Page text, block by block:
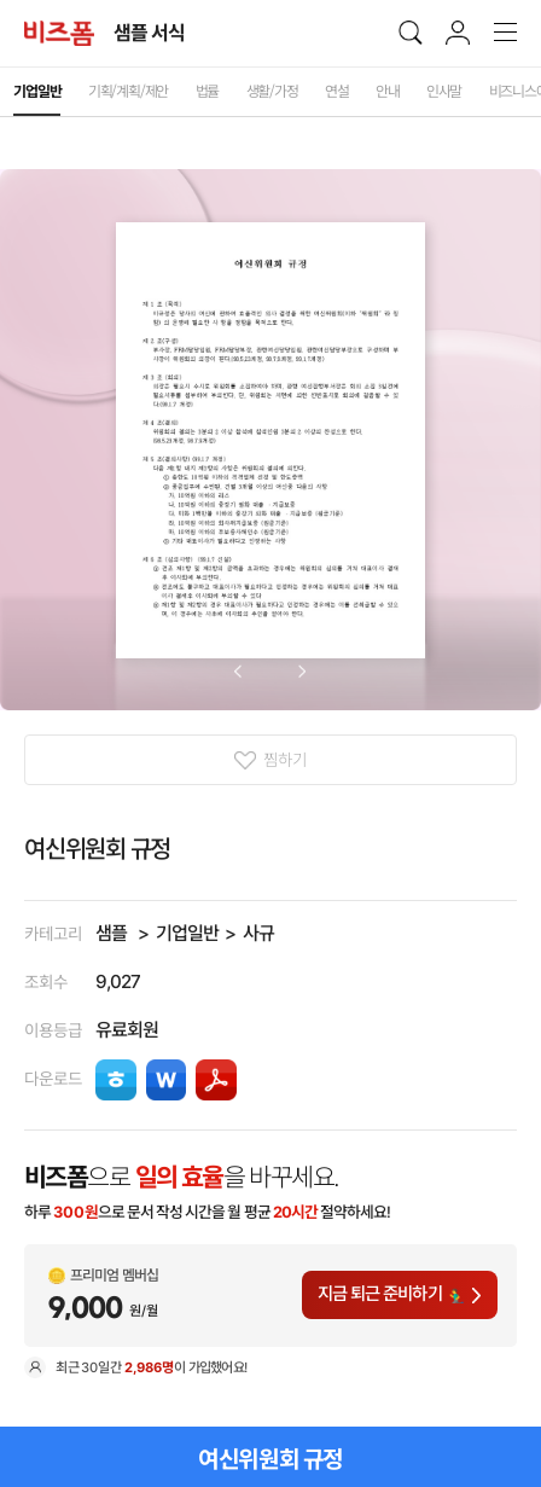
샘플 서식
기업일반 기획/계획/제안 법률 생활/가정 연설 안내 인사말 비즈니스
찜하기
여신위원회 규정
카테고리 샘플 기업일반 사규
조회수 9,027
이용등급 유료회원
다운로드
비즈폼으로 일의 효율을 바꾸세요.
하루300원으로 문서 작성 시간을 월 평균20시간절약하세요!
프리미엄 멤버십
9,000 원/월
지금 퇴근 준비하기
최근30일간2,986명이 가입했어요!
여신위원회 규정